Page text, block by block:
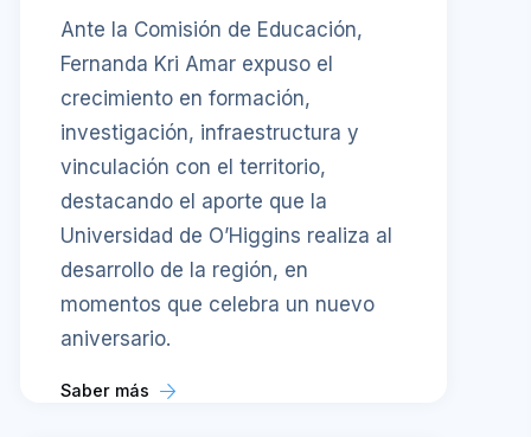
Ante la Comisión de Educación,
Fernanda Kri Amar expuso el
crecimiento en formación,
investigación, infraestructura y
vinculación con el territorio,
destacando el aporte que la
Universidad de O’Higgins realiza al
desarrollo de la región, en
momentos que celebra un nuevo
aniversario.
Saber más